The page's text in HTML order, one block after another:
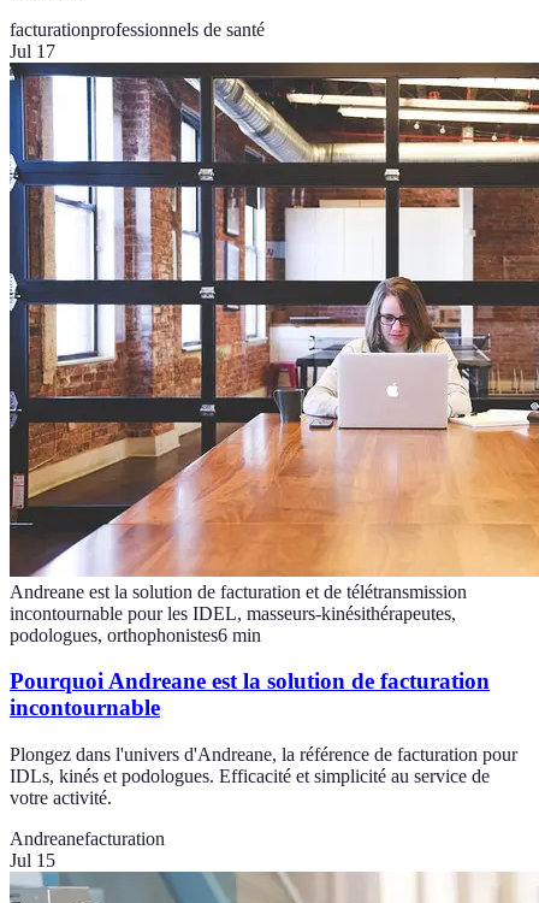
facturationprofessionnels de santé
Jul 17
Andreane est la solution de facturation et de télétransmission
incontournable pour les IDEL, masseurs-kinésithérapeutes,
podologues, orthophonistes6 min
Pourquoi Andreane est la solution de facturation
incontournable
Plongez dans l'univers d'Andreane, la référence de facturation pour
IDLs, kinés et podologues. Efficacité et simplicité au service de
votre activité.
Andreanefacturation
Jul 15